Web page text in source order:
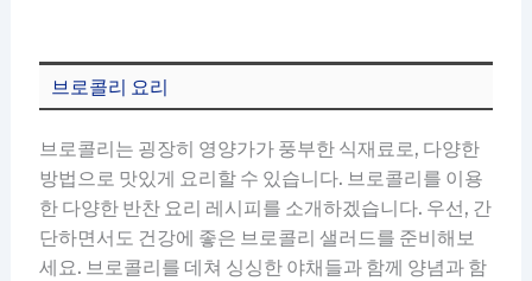
브로콜리 요리
브로콜리는 굉장히 영양가가 풍부한 식재료로, 다양한
방법으로 맛있게 요리할 수 있습니다. 브로콜리를 이용
한 다양한 반찬 요리 레시피를 소개하겠습니다. 우선, 간
단하면서도 건강에 좋은 브로콜리 샐러드를 준비해보
세요. 브로콜리를 데쳐 싱싱한 야채들과 함께 양념과 함